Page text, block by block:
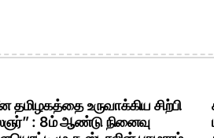
தமிழகத்தை உருவாக்கிய சிற்பி
: 8ம் ஆண்டு நினைவு